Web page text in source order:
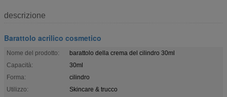
descrizione
Barattolo acrilico cosmetico
Nome del prodotto:
barattolo della crema del cilindro 30ml
Capacità:
30ml
Forma:
cilindro
Utilizzo:
Skincare & trucco